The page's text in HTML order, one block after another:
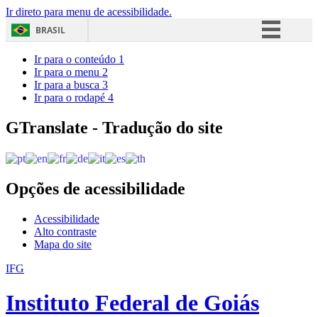
Ir direto para menu de acessibilidade.
BRASIL
Acesso à informação
Ir para o conteúdo 1
Ir para o menu 2
Ir para a busca 3
Ir para o rodapé 4
GTranslate - Tradução do site
Opções de acessibilidade
Acessibilidade
Alto contraste
Mapa do site
IFG
Instituto Federal de Goiás